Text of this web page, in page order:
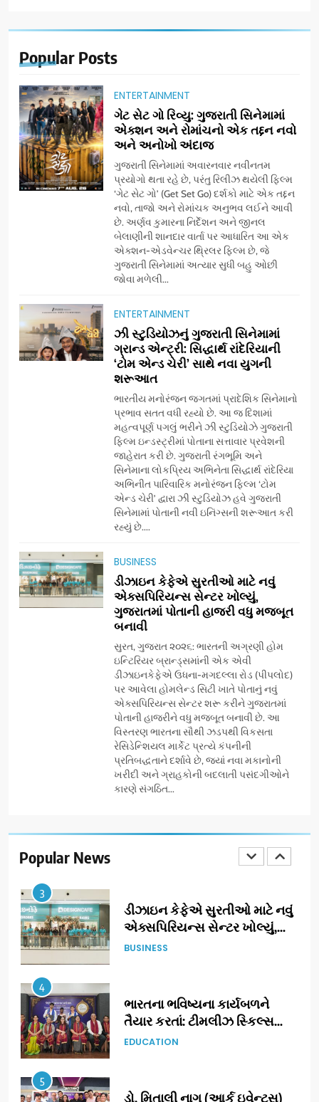
Popular Posts
ENTERTAINMENT
ગેટ સેટ ગો રિવ્યુ: ગુજરાતી સિનેમામાં
એક્શન અને રોમાંચનો એક તદ્દન નવો
અને અનોખો અંદાજ
ગુજરાતી સિનેમામાં અવારનવાર નવીનતમ
પ્રયોગો થતા રહે છે, પરંતુ રિલીઝ થયેલી ફિલ્મ
‘ગેટ સેટ ગો’ (Get Set Go) દર્શકો માટે એક તદ્દન
નવો, તાજો અને રોમાંચક અનુભવ લઈને આવી
છે. અર્ણવ કુમારના નિર્દેશન અને જીનલ
બેલાણીની શાનદાર વાર્તા પર આધારિત આ એક
એક્શન-એડવેન્ચર થ્રિલર ફિલ્મ છે, જે
ગુજરાતી સિનેમામાં અત્યાર સુધી બહુ ઓછી
જોવા મળેલી...
ENTERTAINMENT
ઝી સ્ટુડિયોઝનું ગુજરાતી સિનેમામાં
ગ્રાન્ડ એન્ટ્રી: સિદ્ધાર્થ રાંદેરિયાની
‘ટોમ એન્ડ ચેરી’ સાથે નવા યુગની
શરૂઆત
ભારતીય મનોરંજન જગતમાં પ્રાદેશિક સિનેમાનો
પ્રભાવ સતત વધી રહ્યો છે. આ જ દિશામાં
મહત્વપૂર્ણ પગલું ભરીને ઝી સ્ટુડિયોઝે ગુજરાતી
ફિલ્મ ઇન્ડસ્ટ્રીમાં પોતાના સત્તાવાર પ્રવેશની
જાહેરાત કરી છે. ગુજરાતી રંગભૂમિ અને
સિનેમાના લોકપ્રિય અભિનેતા સિદ્ધાર્થ રાંદેરિયા
અભિનીત પારિવારિક મનોરંજન ફિલ્મ ‘ટોમ
એન્ડ ચેરી’ દ્વારા ઝી સ્ટુડિયોઝ હવે ગુજરાતી
સિનેમામાં પોતાની નવી ઇનિંગ્સની શરૂઆત કરી
રહ્યું છે....
BUSINESS
ડીઝાઇન કેફેએ સુરતીઓ માટે નવું
એક્સપિરિયન્સ સેન્ટર ખોલ્યું,
ગુજરાતમાં પોતાની હાજરી વધુ મજબૂત
બનાવી
સુરત, ગુજરાત ૨૦૨૬: ભારતની અગ્રણી હોમ
ઇન્ટિરિયર બ્રાન્ડ્સમાંની એક એવી
ડીઝાઇનકેફેએ ઉધના-મગદલ્લા રોડ (પીપલોદ)
પર આવેલા હોમલેન્ડ સિટી ખાતે પોતાનું નવું
એક્સપિરિયન્સ સેન્ટર શરૂ કરીને ગુજરાતમાં
પોતાની હાજરીને વધુ મજબૂત બનાવી છે. આ
વિસ્તરણ ભારતના સૌથી ઝડપથી વિકસતા
રેસિડેન્શિયલ માર્કેટ પ્રત્યે કંપનીની
પ્રતિબદ્ધતાને દર્શાવે છે, જ્યાં નવા મકાનોની
ખરીદી અને ગ્રાહકોની બદલાતી પસંદગીઓને
કારણે સંગઠિત...
Popular News
5
ડો. મિતાલી નાગ (આર્ક ઇવેન્ટ્સ)
દ્વારા કિશોર કુમારની જન્મજયંતિ
નિમિત્તે સંગીતમય શ્રદ્ધાંજલિ
AHMEDABAD
177 દેશો અને 52 લાખ દર્શકો:
ગુજરાતી OTT પ્લેટફોર્મ ‘જોજો’
(JOJO) નો વિશ્વભરમાં દબદબો
BUSINESS
અમદાવાદમાં યોજાયેલા ‘ઓકલ્ટ
ટેરોટ રીડર પુનિતજી લુલ્લા એ ટેરોટ
કાર્ડ રીડિંગ અંગે માહિતી આપી
AHMEDABAD
8
ગ્લોબલ એક્સેલન્સ ફોરમ દ્વારા
નેશનલ લીડરશિપ કોન્કલેવ તથા
ભારત સમ્માન ૨૦૨૬નો ભવ્ય અને
પ્રતિષ્ઠિત કાર્યક્રમ નવી દિલ્હીમાં
સફળતાપૂર્વક યોજાયો
BUSINESS
ગેટ સેટ ગો રિવ્યુ: ગુજરાતી
સિનેમામાં એક્શન અને રોમાંચનો
એક તદ્દન નવો અને અનોખો
અંદાજ
ENTERTAINMENT
ગ્રાન્ડ એન્ટ્રી: સિદ્ધાર્થ રાંદેરિયાની
‘ટોમ એન્ડ ચેરી’ સાથે નવા યુગની
3
ડીઝાઇન કેફેએ સુરતીઓ માટે નવું
એક્સપિરિયન્સ સેન્ટર ખોલ્યું,
ગુજરાતમાં પોતાની હાજરી વધુ
BUSINESS
4
ભારતના ભવિષ્યના કાર્યબળને
તૈયાર કરતાં: ટીમલીઝ સ્કિલ્સ
યુનિવર્સિટીએ 65 સ્નાતકોને ડિગ્રી
EDUCATION
5
ડો. મિતાલી નાગ (આર્ક ઇવેન્ટ્સ)